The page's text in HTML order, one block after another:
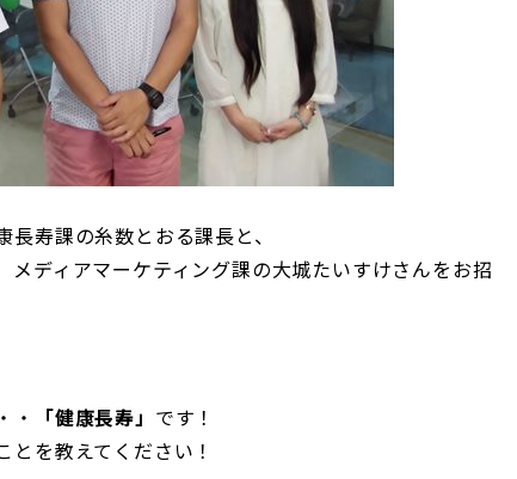
寿課の糸数とおる課長と、
ディアマーケティング課の大城たいすけさんをお招
・ 「健康長寿」 です！
を教えてください！